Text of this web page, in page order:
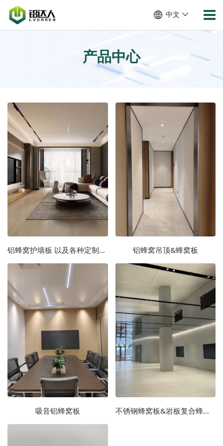
中文
产品中心
铝蜂窝护墙板 以及各种定制类板材 铝蜂窝吊顶&蜂窝板
吸音铝蜂窝板 不锈钢蜂窝板&岩板复合蜂窝板